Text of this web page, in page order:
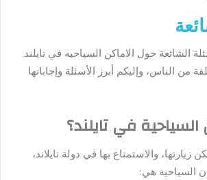
الشائعة حول الاماكن السياحيه في تايلند
من الناس، وإليكم أبرز الأسئلة وإجاباتها
في تايلند؟
زيارتها، والاستمتاع بها في دولة تايلاند،
السياحية هي: